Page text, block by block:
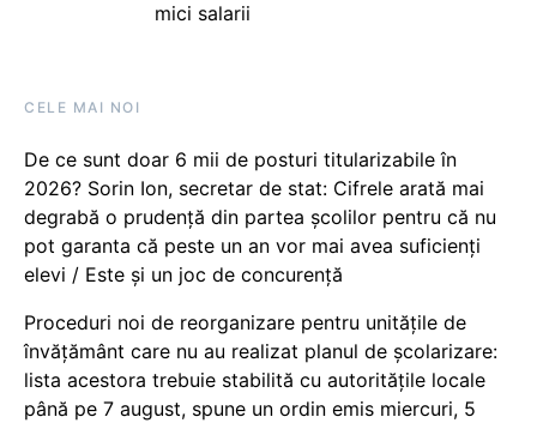
mici salarii
CELE MAI NOI
De ce sunt doar 6 mii de posturi titularizabile în
2026? Sorin Ion, secretar de stat: Cifrele arată mai
degrabă o prudență din partea școlilor pentru că nu
pot garanta că peste un an vor mai avea suficienți
elevi / Este și un joc de concurență
Proceduri noi de reorganizare pentru unitățile de
învățământ care nu au realizat planul de școlarizare:
lista acestora trebuie stabilită cu autoritățile locale
până pe 7 august, spune un ordin emis miercuri, 5